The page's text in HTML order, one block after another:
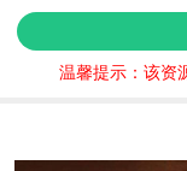
温馨提示：该资